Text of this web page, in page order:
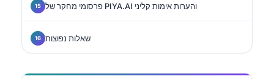
פרסומי מחקר של PIYA.AI והערות אימות קליני
שאלות נפוצות